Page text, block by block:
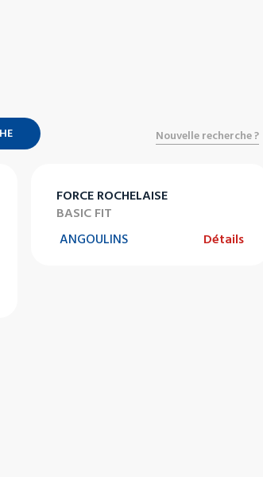
Nouvelle recherche ?
FORCE ROCHELAISE
BASIC FIT
ANGOULINS
Détails